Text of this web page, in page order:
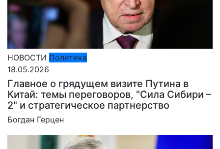
НОВОСТИ Политика
18.05.2026
Главное о грядущем визите Путина в
Китай: темы переговоров, "Сила Сибири –
2" и стратегическое партнерство
Богдан Герцен